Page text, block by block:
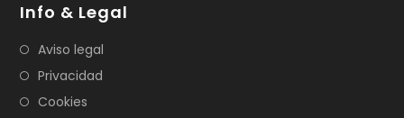
Info & Legal
Aviso legal
Privacidad
Cookies